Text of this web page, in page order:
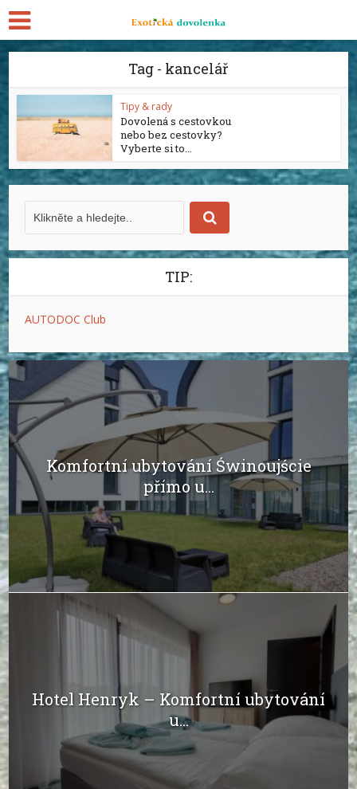
Tag - kancelář
Tipy & rady
Dovolená s cestovkou
nebo bez cestovky?
Vyberte si to...
TIP:
AUTODOC Club
Komfortní ubytování Świnoujście
přímo u...
Hotel Henryk – Komfortní ubytování
u...